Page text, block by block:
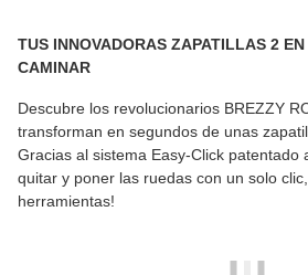
TUS INNOVADORAS ZAPATILLAS 2
CAMINAR
Descubre los revolucionarios BREZZY
transforman en segundos de unas
Gracias al sistema Easy-Click patentado
quitar y poner las ruedas con un solo
herramientas!